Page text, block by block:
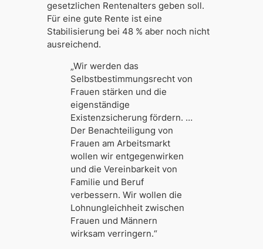
gesetzlichen Rentenalters geben soll.
Für eine gute Rente ist eine
Stabilisierung bei 48 % aber noch nicht
ausreichend.
„Wir werden das
Selbstbestimmungsrecht von
Frauen stärken und die
eigenständige
Existenzsicherung fördern. …
Der Benachteiligung von
Frauen am Arbeitsmarkt
wollen wir ent­gegenwirken
und die Vereinbarkeit von
Familie und Beruf
verbessern. Wir wollen die
Lohn­ungleichheit zwischen
Frauen und Männern
wirksam verringern.“